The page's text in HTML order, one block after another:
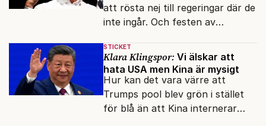
att rösta nej till regeringar där de
inte ingår. Och festen av
betalas med lån.
STICKET
Klara Klingspor: Vi älskar att
hata USA men Kina är mysigt
Hur kan det vara värre att
Trumps pool blev grön i stället
för blå än att Kina internerar